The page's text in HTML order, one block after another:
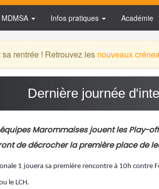
Infos pratiques Académie
rentrée ! Retrouvez les nouveaux
Dernière journée
Marommaises jouent les Play-
de décrocher la première place de
1 jouera sa première rencontre à 10h contre
le LCH.